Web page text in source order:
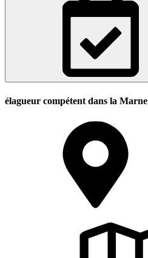
élagueur compétent dans la Marne